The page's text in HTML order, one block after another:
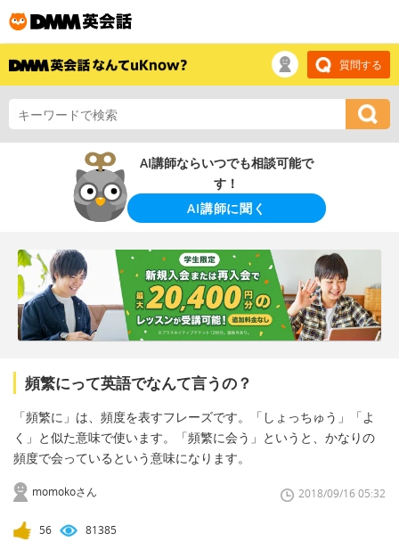
質問する
AI講師ならいつでも相談可能で
す！
AI講師に聞く
頻繁にって英語でなんて言うの？
「頻繁に」は、頻度を表すフレーズです。「しょっちゅう」「よ
く」と似た意味で使います。「頻繁に会う」というと、かなりの
頻度で会っているという意味になります。
momokoさん 2018/09/16 05:32
56 81385